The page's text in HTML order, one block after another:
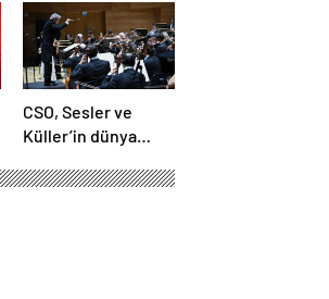
CSO, Sesler ve
Küller’in dünya
attı